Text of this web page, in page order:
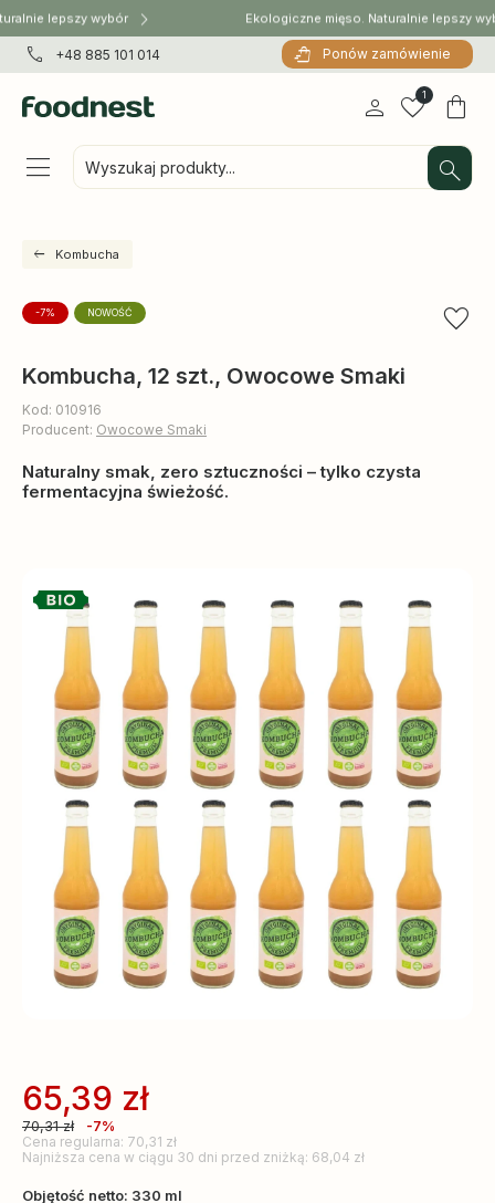
lepszy wybór Ekologiczne mięso. Naturalnie lepszy
+48 885 101 014 Ponów zamówienie
Wyszukaj produkty...
1
Kombucha
-7% NOWOŚĆ
Kombucha, 12 szt., Owocowe Smaki
Kod: 010916
Producent: Owocowe Smaki
Naturalny smak, zero sztuczności – tylko czysta
fermentacyjna świeżość.
65,39 zł
70,31zł -7%
Cena regularna: 70,31 zł
Najniższa cena w ciągu 30 dni przed zniżką: 68,04 zł
Objętość netto: 330 ml